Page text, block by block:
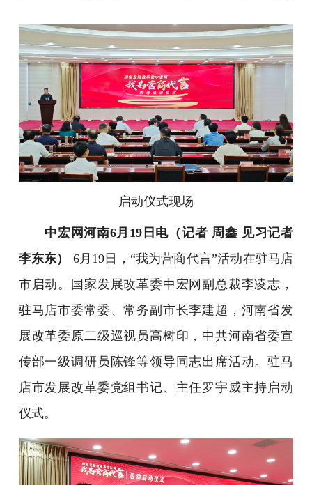
启动仪式现场
中宏网河南6月19日电（记者 周鑫 见习记者
李东东）
6月19日，“我为营商代言”活动在驻马店
市启动。国家发展改革委中宏网副总裁李凌志，
驻马店市委常委、常务副市长李建超，河南省发
展改革委原二级巡视员高树印，中共河南省委宣
传部一级调研员陈锋等领导同志出席活动。驻马
店市发展改革委党组书记、主任罗宇威主持启动
仪式。